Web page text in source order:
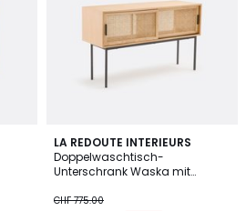
LA REDOUTE INTERIEURS
Doppelwaschtisch-
Unterschrank Waska mit
CHF 775.00